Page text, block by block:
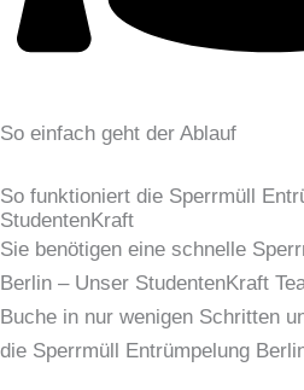
So einfach geht der Ablauf
So funktioniert die Sperrmüll
StudentenKraft
Sie benötigen eine schnelle
Berlin – Unser StudentenKraft
Buche in nur wenigen Schritten
die Sperrmüll Entrümpelung